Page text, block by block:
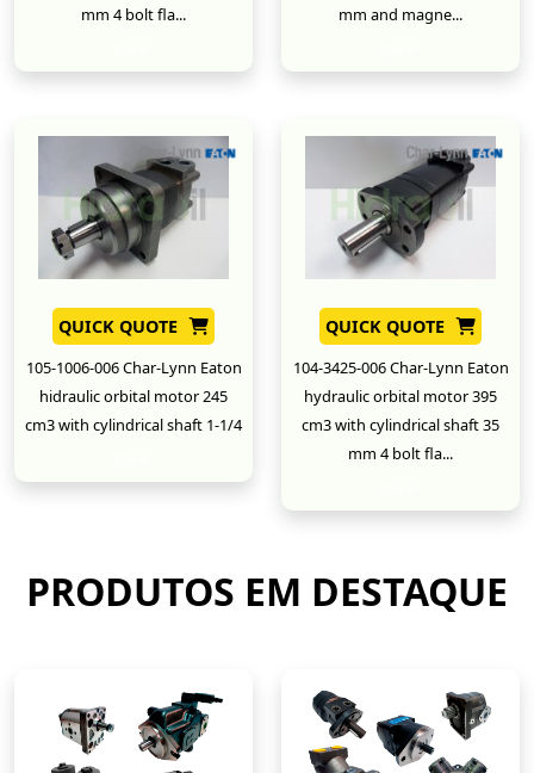
mm 4 bolt fla...
mm and magne...
QUICK QUOTE
105-1006-006 Char-Lynn Eaton
hidraulic orbital motor 245
cm3 with cylindrical shaft 1-1/4
QUICK QUOTE
104-3425-006 Char-Lynn Eaton
hydraulic orbital motor 395
cm3 with cylindrical shaft 35
mm 4 bolt fla...
PRODUTOS EM DESTAQUE